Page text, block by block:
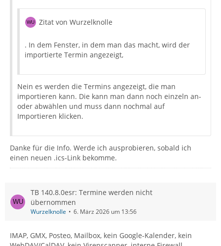
Zitat von Wurzelknolle
. In dem Fenster, in dem man das macht, wird der
importierte Termin angezeigt,
Nein es werden die Termins angezeigt, die man
importieren kann. Die kann man dann noch einzeln an-
oder abwählen und muss dann nochmal auf
Importieren klicken.
Danke für die Info. Werde ich ausprobieren, sobald ich
einen neuen .ics-Link bekomme.
TB 140.8.0esr: Termine werden nicht
übernommen
Wurzelknolle 6. März 2026 um 13:56
IMAP, GMX, Posteo, Mailbox, kein Google-Kalender, kein